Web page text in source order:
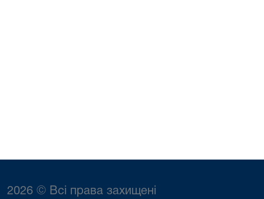
2026 © Всі права захищені